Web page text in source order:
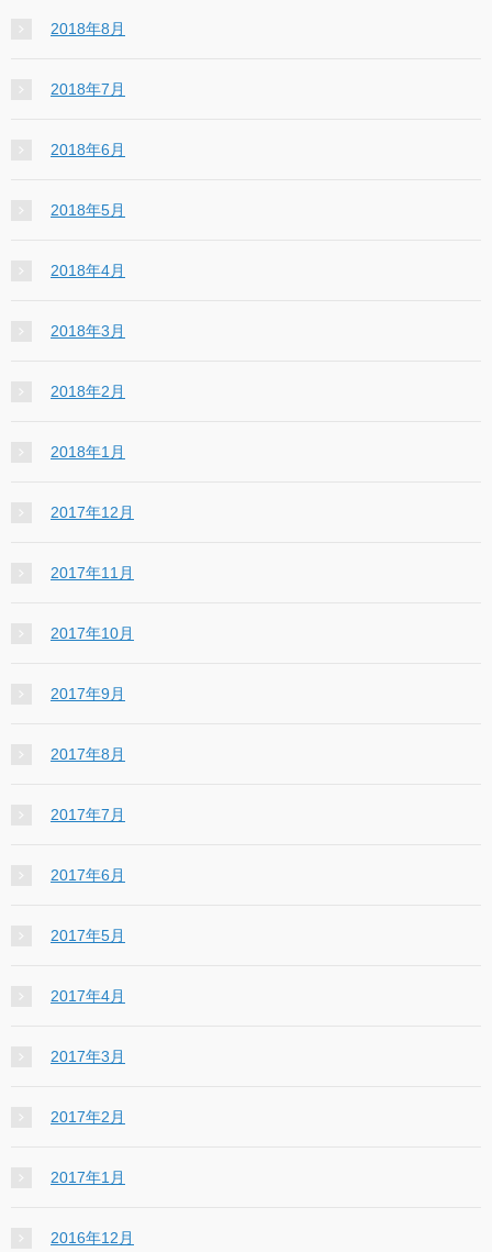
2018年8月
2018年7月
2018年6月
2018年5月
2018年4月
2018年3月
2018年2月
2018年1月
2017年12月
2017年11月
2017年10月
2017年9月
2017年8月
2017年7月
2017年6月
2017年5月
2017年4月
2017年3月
2017年2月
2017年1月
2016年12月